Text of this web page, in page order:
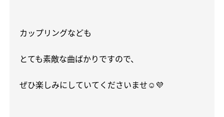
カップリングなども
とても素敵な曲ばかりですので、
ぜひ楽しみにしていてくださいませ☺️💜